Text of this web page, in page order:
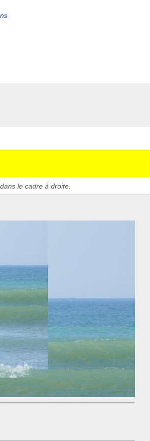
le cadre à droite.